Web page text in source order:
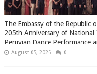
The Embassy of the Republic
205th Anniversary of National
Peruvian Dance Performance
August 05, 2026 0